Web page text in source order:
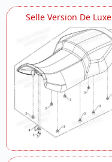
Selle Version De Luxe